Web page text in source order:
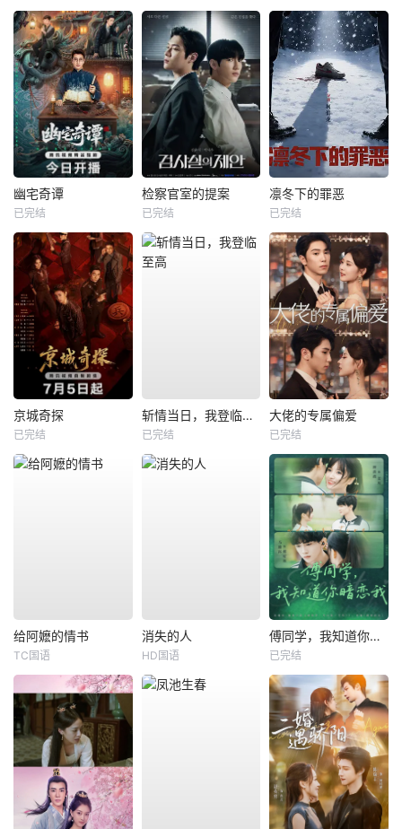
幽宅奇谭
已完结
检察官室的提案
已完结
凛冬下的罪恶
已完结
京城奇探
已完结
斩情当日，我登临至高
已完结
大佬的专属偏爱
已完结
给阿嬷的情书
TC国语
消失的人
HD国语
傅同学，我知道你暗恋我
已完结